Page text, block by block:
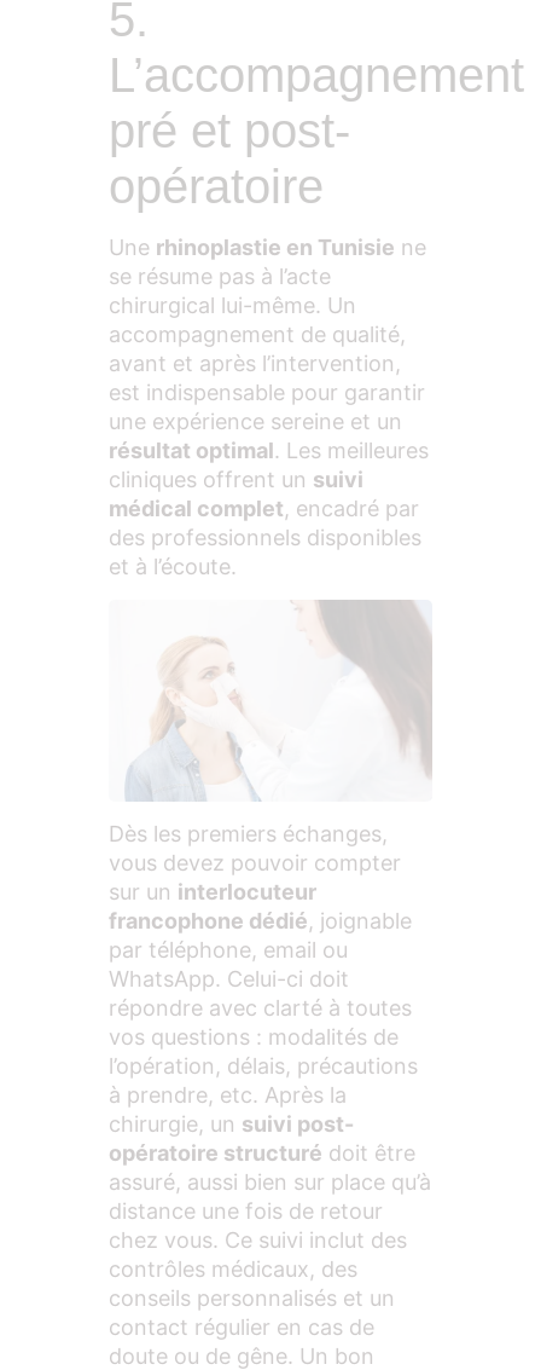
5.
L’accompagnement
pré et post-
opératoire
Une rhinoplastie en Tunisie ne
se résume pas à l’acte
chirurgical lui-même. Un
accompagnement de qualité,
avant et après l’intervention,
est indispensable pour garantir
une expérience sereine et un
résultat optimal. Les meilleures
cliniques offrent un suivi
médical complet, encadré par
des professionnels disponibles
et à l’écoute.
Dès les premiers échanges,
vous devez pouvoir compter
sur un interlocuteur
francophone dédié, joignable
par téléphone, email ou
WhatsApp. Celui-ci doit
répondre avec clarté à toutes
vos questions : modalités de
l’opération, délais, précautions
à prendre, etc. Après la
chirurgie, un suivi post-
opératoire structuré doit être
assuré, aussi bien sur place qu’à
distance une fois de retour
chez vous. Ce suivi inclut des
contrôles médicaux, des
conseils personnalisés et un
contact régulier en cas de
doute ou de gêne. Un bon